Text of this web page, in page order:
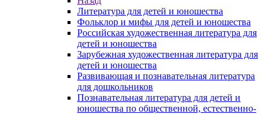
Литература для детей и юношества
Фольклор и мифы для детей и юношества
Российская художественная литература для
детей и юношества
Зарубежная художественная литература для
детей и юношества
Развивающая и познавательная литература
для дошкольников
Познавательная литература для детей и
юношества по общественной, естественно-